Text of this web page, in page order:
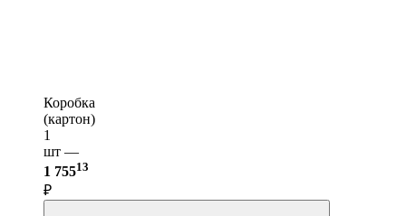
Коробка
(картон)
1
шт —
1 75513
₽